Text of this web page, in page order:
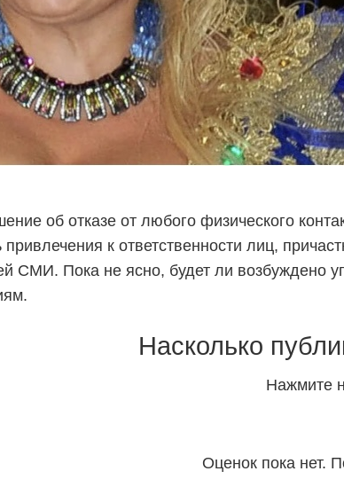
об отказе от любого физического
к ответственности лиц,
СМИ. Пока не ясно, будет ли возбуждено
Насколько
Нажмите
Оценок пока нет.